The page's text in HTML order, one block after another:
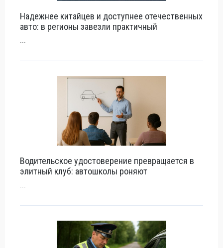
Надежнее китайцев и доступнее отечественных
авто: в регионы завезли практичный
...
Водительское удостоверение превращается в
элитный клуб: автошколы роняют
...